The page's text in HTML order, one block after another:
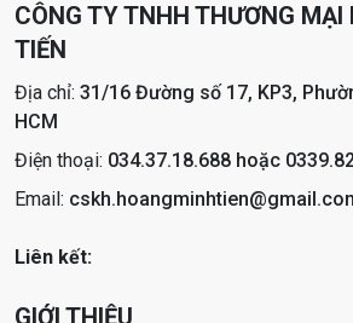
CÔNG TY TNHH THƯƠNG MẠI
TIẾN
Địa chỉ: 31/16 Đường số 17, KP3,
HCM
Điện thoại: 034.37.18.688 hoặc
Email:
Liên kết: